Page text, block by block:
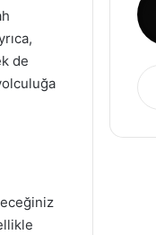
de